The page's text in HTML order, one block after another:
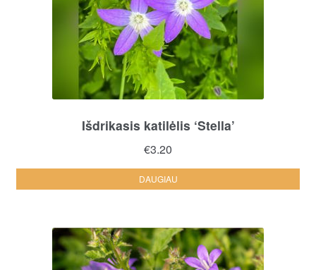
Išdrikasis katilėlis ‘Stella’
€3.20
DAUGIAU